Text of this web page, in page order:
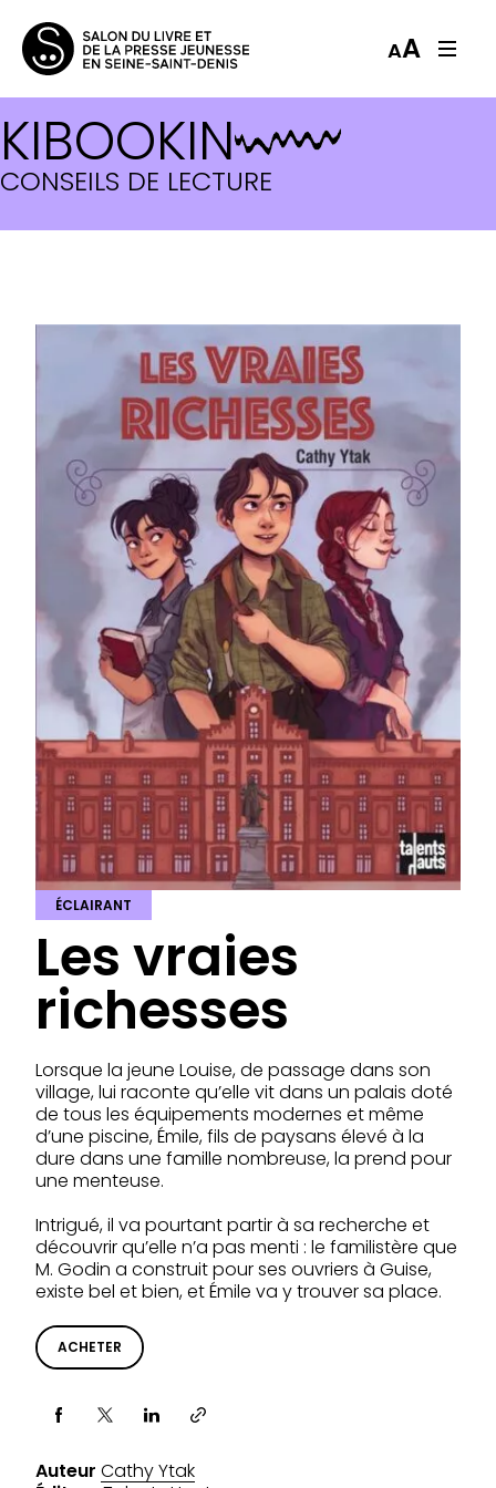
AA
KIBOOKIN
CONSEILS DE LECTURE
ÉCLAIRANT
Les vraies
richesses
Lorsque la jeune Louise, de passage dans son
village, lui raconte qu’elle vit dans un palais doté
de tous les équipements modernes et même
d’une piscine, Émile, fils de paysans élevé à la
dure dans une famille nombreuse, la prend pour
une menteuse.
Intrigué, il va pourtant partir à sa recherche et
découvrir qu’elle n’a pas menti : le familistère que
M. Godin a construit pour ses ouvriers à Guise,
existe bel et bien, et Émile va y trouver sa place.
ACHETER
Partager via
Auteur Cathy Ytak